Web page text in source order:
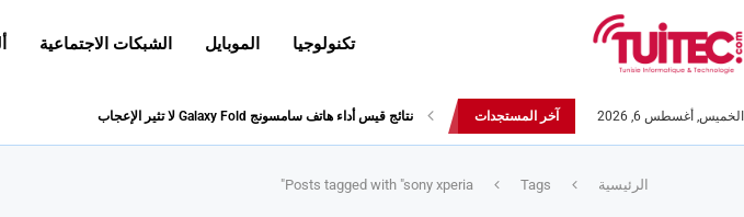
تكنولوجيا الموبايل الشبكات الاجتماعية
الخميس, أغسطس 6, 2026 آخر المستجدات نتائج قيس أداء هاتف سامسونج Galaxy Fold لا تثير الإعجاب
الرئيسية Tags
Posts tagged with "sony xperia"